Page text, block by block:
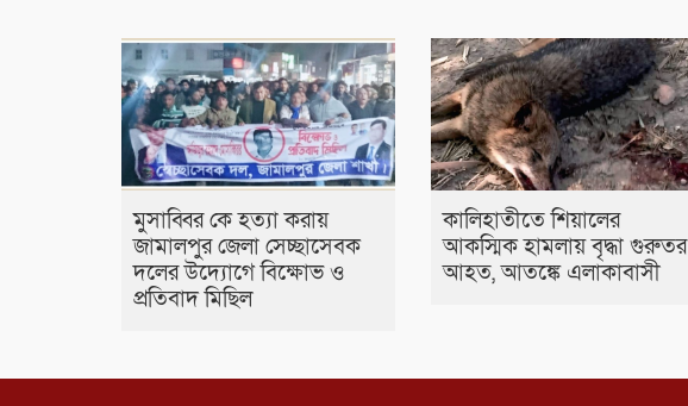
মুসাব্বির কে হত্যা করায়
জামালপুর জেলা সেচ্ছাসেবক
দলের উদ্যোগে বিক্ষোভ ও
প্রতিবাদ মিছিল
কালিহাতীতে শিয়ালের
আকস্মিক হামলায় বৃদ্ধা গুরুতর
আহত, আতঙ্কে এলাকাবাসী